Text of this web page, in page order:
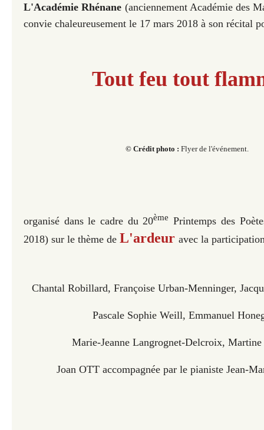
L'Académie Rhénane (anciennement Académie des
convie chaleureusement le 17 mars 2018 à son récital
Tout feu tout
© Crédit photo : Flyer de l'événement.
organisé dans le cadre du 20ème Printemps des
2018) sur le thème de L'ardeur avec la
Chantal Robillard, Françoise Urban-Menninger,
Pascale Sophie Weill, Emmanuel
Marie-Jeanne Langrognet-Delcroix, Martine
Joan OTT accompagnée par le pianiste Jean-